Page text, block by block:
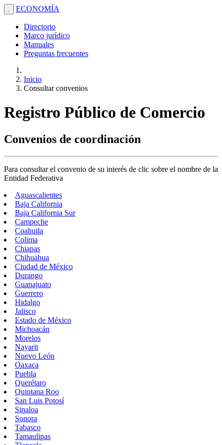
. ECONOMÍA
Directorio
Marco jurídico
Manuales
Preguntas frecuentes
Inicio
Consultar convenios
Registro Público de Comercio
Convenios de coordinación
Para consultar el convenio de su interés de clic sobre el nombre de la
Entidad Federativa
Aguascalientes
Baja California
Baja California Sur
Campeche
Coahuila
Colima
Chiapas
Chihuahua
Ciudad de México
Durango
Guanajuato
Guerrero
Hidalgo
Jalisco
Estado de México
Michoacán
Morelos
Nayarit
Nuevo León
Oaxaca
Puebla
Querétaro
Quintana Roo
San Luis Potosí
Sinaloa
Sonora
Tabasco
Tamaulipas